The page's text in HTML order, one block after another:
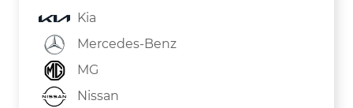
Kia
Mercedes-Benz
MG
Nissan